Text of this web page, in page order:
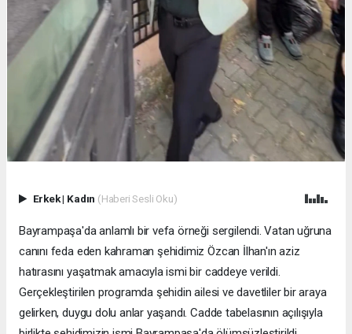
Erkek| Kadın (Haberi Sesli Oku)
Bayrampaşa'da anlamlı bir vefa örneği sergilendi. Vatan uğruna
canını feda eden kahraman şehidimiz Özcan İlhan'ın aziz
hatırasını yaşatmak amacıyla ismi bir caddeye verildi.
Gerçekleştirilen programda şehidin ailesi ve davetliler bir araya
gelirken, duygu dolu anlar yaşandı. Cadde tabelasının açılışıyla